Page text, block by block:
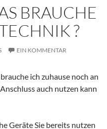
BRAUCHE
?
EIN KOMMENTAR
ich zuhause noch an
auch nutzen kann
Geräte Sie bereits nutzen